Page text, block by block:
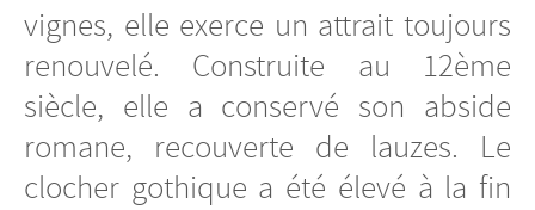
vignes, elle exerce un attrait toujours
renouvelé. Construite au 12ème
siècle, elle a conservé son abside
romane, recouverte de lauzes. Le
clocher gothique a été élevé à la fin